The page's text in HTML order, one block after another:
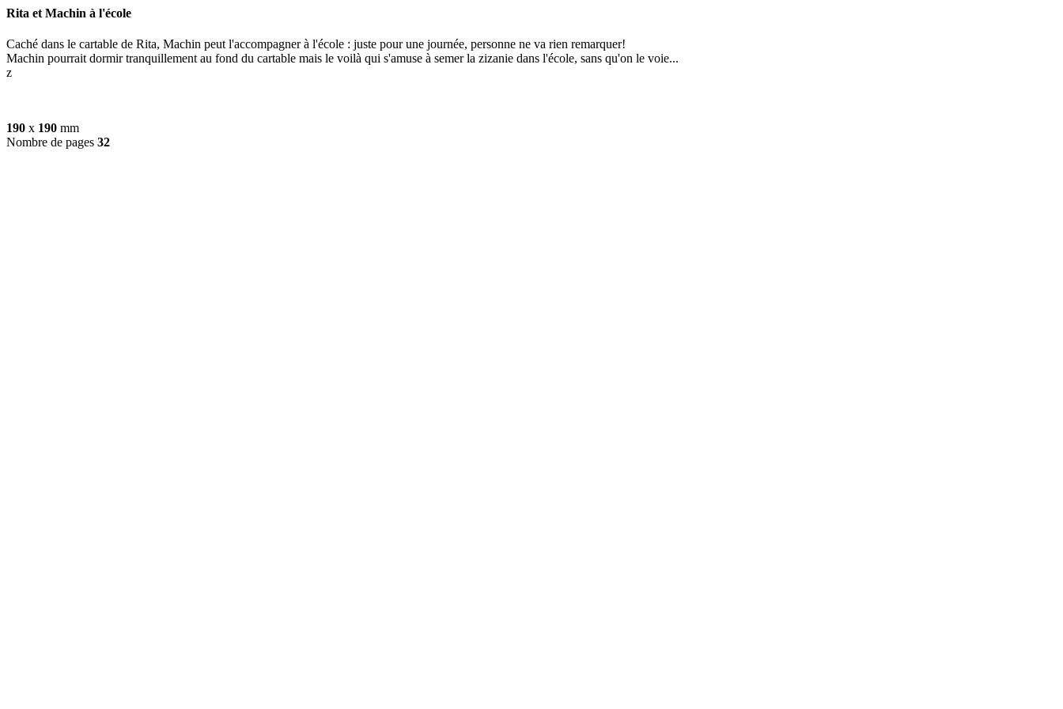
Rita et Machin à l'école
Caché dans le cartable de Rita, Machin peut l'accompagner à l'école : juste pour une journée, personne ne va rien remarquer!
Machin pourrait dormir tranquillement au fond du cartable mais le voilà qui s'amuse à semer la zizanie dans l'école, sans qu'on le voie...
z
190 x 190 mm
Nombre de pages 32